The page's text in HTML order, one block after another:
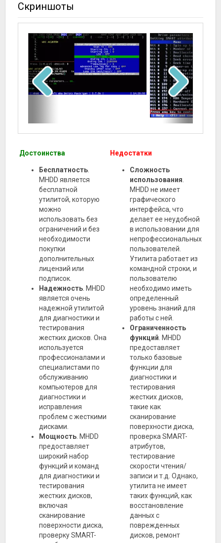
Скриншоты
Достоинства
Бесплатность
MHDD является
бесплатной
утилитой, которую
можно
использовать без
ограничений и без
необходимости
покупки
дополнительных
лицензий или
подписок.
Надежность . MHDD
является очень
надежной утилитой
для диагностики и
тестирования
жестких дисков. Она
используется
профессионалами и
специалистами по
обслуживанию
компьютеров для
диагностики и
исправления
проблем с жесткими
дисками.
Мощность . MHDD
предоставляет
широкий набор
функций и команд
для диагностики и
тестирования
жестких дисков,
включая
сканирование
поверхности диска,
проверку SMART-
Недостатки
Сложность
использования
MHDD не имеет
графического
интерфейса, что
делает ее неудобной
в использовании для
непрофессиональных
пользователей.
Утилита работает из
командной строки, и
пользователю
необходимо иметь
определенный
уровень знаний для
работы с ней.
Ограниченность
функций . MHDD
предоставляет
только базовые
функции для
диагностики и
тестирования
жестких дисков,
такие как
сканирование
поверхности диска,
проверка SMART-
атрибутов,
тестирование
скорости чтения/
записи и т.д. Однако,
утилита не имеет
таких функций, как
восстановление
данных с
поврежденных
дисков, ремонт